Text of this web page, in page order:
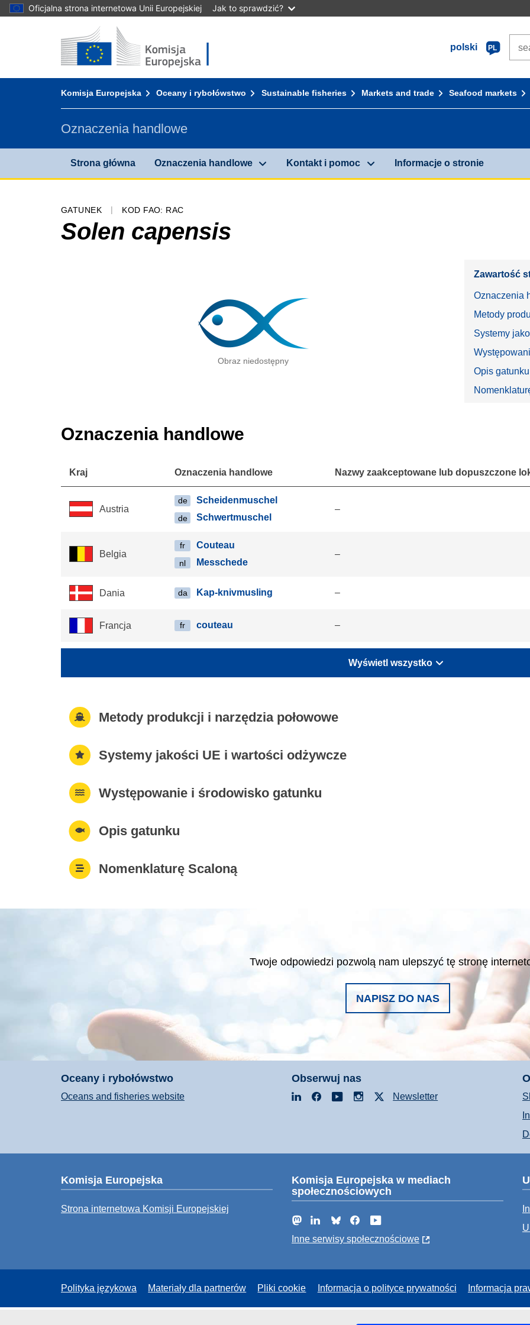
Oficjalna strona internetowa Unii Europejskiej Jak to sprawdzić?
Przejdź do zawartości
Strona główna - Komisja Europejska
polski
PL
Komisja Europejska Oceany i rybołówstwo Sustainable fisheries Markets and trade Seafood markets
Oznaczenia handlowe
Strona główna Oznaczenia handlowe Kontakt i pomoc Informacje o stronie
GATUNEK KOD FAO: RAC
Solen capensis
Obraz niedostępny
Zawartość
Oznaczenia
Metody
Systemy
Opis gatunku
Oznaczenia handlowe
Kraj Oznaczenia handlowe Nazwy zaakceptowane lub dopuszczone
Austria
de Scheidenmuschel
de Schwertmuschel
–
Belgia
fr Couteau
nl Messchede
–
Dania da Kap-knivmusling –
Francja fr couteau –
Wyświetl wszystko
Metody produkcji i narzędzia połowowe
Systemy jakości UE i wartości odżywcze
Występowanie i środowisko gatunku
Opis gatunku
Nomenklaturę Scaloną
Twoje odpowiedzi pozwolą nam ulepszyć tę stronę
NAPISZ DO NAS
Oceany i rybołówstwo
Oceans and fisheries website
Obserwuj nas
LinkedInFacebookYouTubeInstagramNewsletter
Komisja Europejska
Strona internetowa Komisji Europejskiej
Komisja Europejska w mediach
społecznościowych
MastodonLinkedInBlueskyFacebook
Inne serwisy społecznościowe
Polityka językowa Materiały dla partnerów Pliki cookie Informacja o polityce prywatności Informacja